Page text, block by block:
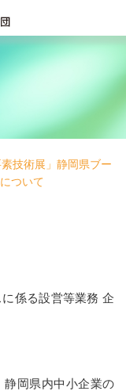
技術展」静岡県ブー
ついて
係る設営等業務 企
岡県内中小企業の